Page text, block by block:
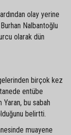
olay yerine
Nalbantoğlu
olarak dün
birçok kez
entübe
Yaran, bu sabah
belirtti.
muayene